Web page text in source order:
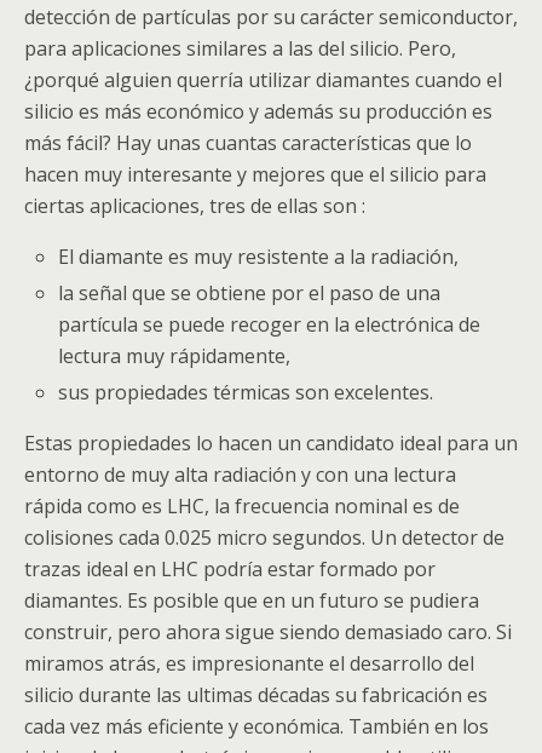
detección de partículas por su carácter semiconductor,
para aplicaciones similares a las del silicio. Pero,
¿porqué alguien querría utilizar diamantes cuando el
silicio es más económico y además su producción es
más fácil? Hay unas cuantas características que lo
hacen muy interesante y mejores que el silicio para
ciertas aplicaciones, tres de ellas son :
El diamante es muy resistente a la radiación,
la señal que se obtiene por el paso de una
partícula se puede recoger en la electrónica de
lectura muy rápidamente,
sus propiedades térmicas son excelentes.
Estas propiedades lo hacen un candidato ideal para un
entorno de muy alta radiación y con una lectura
rápida como es LHC, la frecuencia nominal es de
colisiones cada 0.025 micro segundos. Un detector de
trazas ideal en LHC podría estar formado por
diamantes. Es posible que en un futuro se pudiera
construir, pero ahora sigue siendo demasiado caro. Si
miramos atrás, es impresionante el desarrollo del
silicio durante las ultimas décadas su fabricación es
cada vez más eficiente y económica. También en los